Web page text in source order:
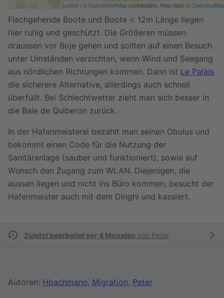
Leaflet | ©OpenStreetMapcontributors, Map data: ©
Flachgehende Boote und Boote < 12m Länge liegen
hier ruhig und geschützt. Die Größeren müssen
draussen vor Boje gehen und sollten auf einen Besuch
unter Umständen verzichten, wenn Wind und Seegang
aus nördlichen Richtungen kommen. Dann ist Le Palais
die sicherere Alternative, allerdings auch schnell
überfüllt. Bei Schlechtwetter zieht man sich besser in
die Baie de Quiberon zurück.
In der Hafenmeisterei bezahlt man seinen Obulus und
bekommt einen Code für die Nutzung der
Sanitäranlage (sauber und funktioniert), sowie auf
Wunsch den Zugang zum WLAN. Diejenigen, die
aussen liegen und nicht ins Büro kommen, besucht der
Hafenmeister auch mit dem Dinghi und kassiert.
Zuletzt bearbeitet vor 4 Monaten von Peter
Autoren: Hbachmann, Migration, Peter